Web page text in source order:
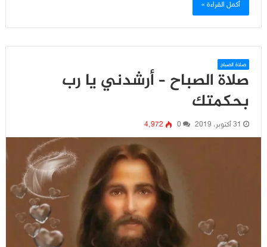
أكمل القراءة »
صلاة الصباح
صلاة الصباح – أرشدني يا رب
بحكمتك
31 أكتوبر، 2019 0 4٬972